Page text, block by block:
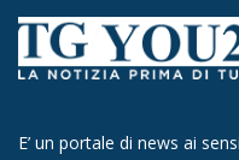
E’ un portale di news ai